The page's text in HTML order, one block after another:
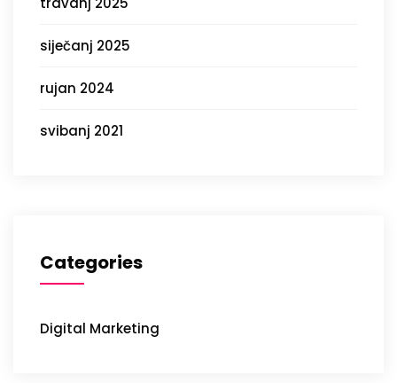
siječanj 2025
rujan 2024
svibanj 2021
Categories
Digital Marketing